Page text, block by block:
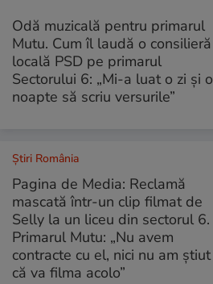
Odă muzicală pentru primarul
Mutu. Cum îl laudă o consilieră
locală PSD pe primarul
Sectorului 6: „Mi-a luat o zi și o
noapte să scriu versurile”
Știri România
Pagina de Media: Reclamă
mascată într-un clip filmat de
Selly la un liceu din sectorul 6.
Primarul Mutu: „Nu avem
contracte cu el, nici nu am știut
că va filma acolo”